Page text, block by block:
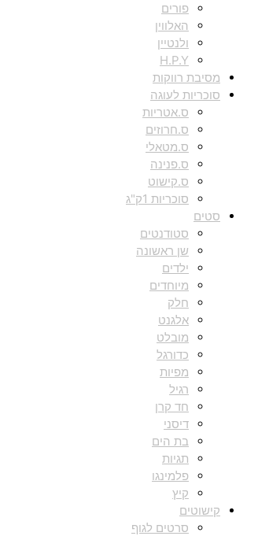
פורים
האלווין
ולנטיין
H.P.Y
מסיבת רווקות
סוכריות לעוגה
ס.אטריות
ס.חרוזים
ס.מטאלי
ס.פנינה
ס.קישוט
סוכריות 1ק"ג
סטים
סטודנטים
שן ראשונה
ילדים
מיוחדים
חלק
אלגנט
מובלט
כדורגל
מפיות
רגיל
חד קרן
דיסני
בת הים
תגיות
פלמינגו
קיץ
קישוטים
סרטים לגוף